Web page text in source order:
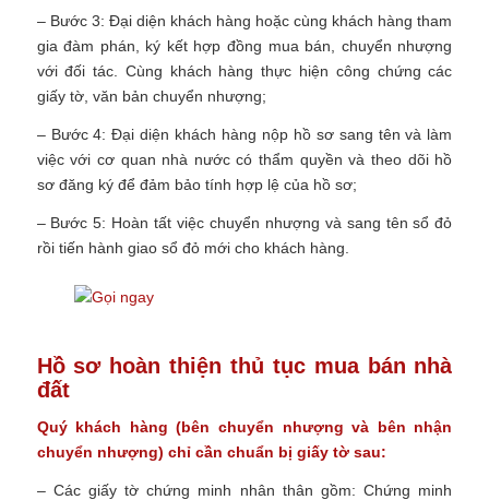
– Bước 3: Đại diện khách hàng hoặc cùng khách hàng tham
gia đàm phán, ký kết hợp đồng mua bán, chuyển nhượng
với đối tác. Cùng khách hàng thực hiện công chứng các
giấy tờ, văn bản chuyển nhượng;
– Bước 4: Đại diện khách hàng nộp hồ sơ sang tên và làm
việc với cơ quan nhà nước có thẩm quyền và theo dõi hồ
sơ đăng ký để đảm bảo tính hợp lệ của hồ sơ;
– Bước 5: Hoàn tất việc chuyển nhượng và sang tên sổ đỏ
rồi tiến hành giao sổ đỏ mới cho khách hàng.
Hồ sơ hoàn thiện thủ tục mua bán nhà
đất
Quý khách hàng (bên chuyển nhượng và bên nhận
chuyển nhượng) chỉ cần chuẩn bị giấy tờ sau:
– Các giấy tờ chứng minh nhân thân gồm: Chứng minh